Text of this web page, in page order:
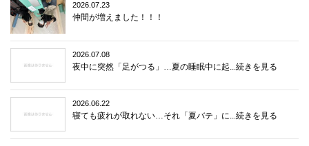
2026.07.23
仲間が増えました！！！
2026.07.08
夜中に突然「足がつる」…夏の睡眠中に起...続きを見る
2026.06.22
寝ても疲れが取れない…それ「夏バテ」に...続きを見る